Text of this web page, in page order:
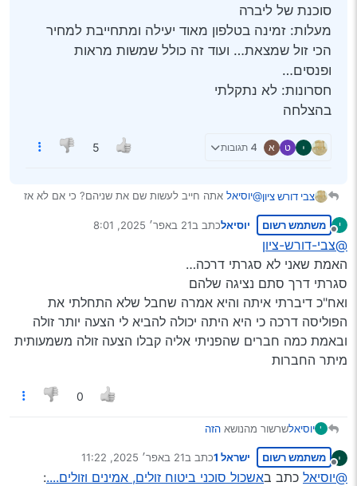
סוכנת של ליברה
מעלות: זמינה בטלפון מאוד יעילה ומתחייבת למחיר
הכי זול שמצאת… ועוד זה כולל שמשות מראות
ופנסים…
חסרונות: לא נתקלתי
בהצלחה
ט א 4 תגובות 5
צבי דורש ציון@יוסיאל אתה חייב לעשות שם את שניהם? כי אם לא אז
עריכה:עכשיו ראיתי ששם מדובר על נהג אחר לגמרי י
מנותק
משתמש רשום יוסיאלכתב ב21 באפר׳ 2025, 8:01
נערך לאחרונה על ידי
@צבי-דורש-ציון
האמת שאני לא סגרתי דרכה…
סגרתי דרך סתם נציגה שלהם
ואח"כ דיברתי איתה והיא אמרה שחבל שלא התחלתי את
הפוליסה דרכה כי היא היתה יכולה להביא לי הצעה יותר זולה
ובאמת כמה חברים שהפניתי אליה קבלו הצעה זולה משמעותית
מיתר החברות
0
י יוסיאלשרשור מהנושאהזה
רחלי - 0528775929
טויוטה קורולה 2007 בלי מובילאי
מנותק
משתמש רשום ישראל 1 כתב ב21 באפר׳ 2025, 11:22
נערך לאחרונה על ידי
@יוסיאל כתב באשכול סוכני ביטוח זולים, אמינים וזולים....: